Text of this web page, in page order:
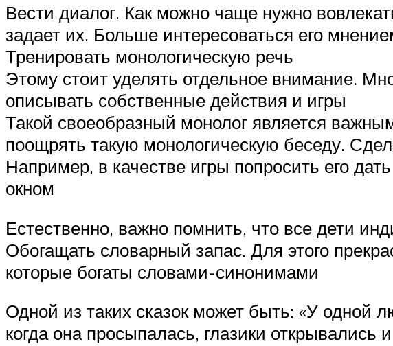
Вести диалог. Как можно чаще нужно
задает их. Больше интересоваться его
Тренировать монологическую речь
Этому стоит уделять отдельное внимание.
описывать собственные действия и игры
Такой своеобразный монолог является
поощрять такую монологическую беседу.
Например, в качестве игры попросить его
окном
Естественно, важно помнить, что все дети
Обогащать словарный запас. Для этого
которые богаты словами-синонимами
Одной из таких сказок может быть: «У одной
когда она просыпалась, глазики открывались